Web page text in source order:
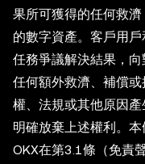
果所可獲得的任何救
的數字資產。客戶用
任務爭議解決結果，
任何額外救濟、補償
權、法規或其他原因
明確放棄上述權利。
OKX在第3.1條（免責